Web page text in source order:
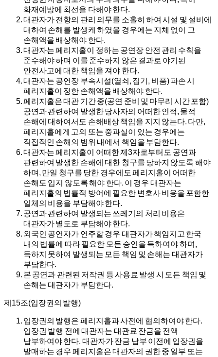
화재예방에 최선을 다해야 한다.
대관자가 전항의 관리 의무를 소홀히 하여 시설 및 설비에
대하여 손해를 발생케 하였을 경우에는 지체 없이 그
손해액을 배상해야 한다.
대관자는 페리지홀이 정하는 공연장 안전 관리 수칙을
준수해야 하며 이를 준수하지 않은 결과로 야기된
안전사고에 대한 책임을 져야 한다.
대관자는 공연장 부속시설(열쇠, 집기, 비품) 파손 시
페리지홀이 정한 손해액을 배상해야 한다.
페리지홀은 대관 기간 중(공연 준비 및 마무리 시간 포함)
공연과 관련하여 발생한 당사자의 어떠한 인적, 물적
손해에 대하여서도 손해배상 책임을 지지 않는다. 다만,
페리지홀에게 고의 또는 중과실이 있는 경우에는
직접적인 손해의 범위 내에서 책임을 부담한다.
대관자는 페리지홀이 어떠한 제3자로부터도 공연과
관련하여 발생한 손해에 대한 청구를 당하지 않도록 해야
하며, 만일 청구를 당한 경우에도 페리지홀이 어떠한
손해도 입지 않도록 해야 한다. 이 경우 대관자는
페리지홀의 법률적 방어에 필요한 변호사 비용을 포함한
일체의 비용을 부담해야 한다.
공연과 관련하여 발생되는 쓰레기의 처리 비용은
대관자가 별도로 부담해야 한다.
외국인 공연자가 연주할 경우 대관자가 책임지고 한국
내의 법률에 따라 필요한 모든 승인을 득하여야 하며,
득하지 못하여 발생되는 모든 책임 및 손해는 대관자가
부담한다.
본 공연과 관련된 저작권 등 사용료 발생 시 모든 책임 및
손해는 대관자가 부담한다.
제15조(입장권의 발행)
입장권의 발행은 페리지홀과 사전에 협의하여야 한다.
입장권 발행 전에 대관자는 대관료 잔금을 전액
납부하여야 한다. 대관자가 잔금 납부 이전에 입장권을
발매하는 경우 페리지홀은 대관자의 권한 중 일부 또는